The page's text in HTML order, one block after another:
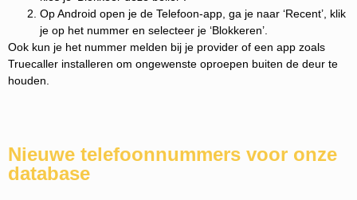
Op Android open je de Telefoon-app, ga je naar ‘Recent’, klik
je op het nummer en selecteer je ‘Blokkeren’.
Ook kun je het nummer melden bij je provider of een app zoals
Truecaller installeren om ongewenste oproepen buiten de deur te
houden.
Nieuwe telefoonnummers voor onze
database